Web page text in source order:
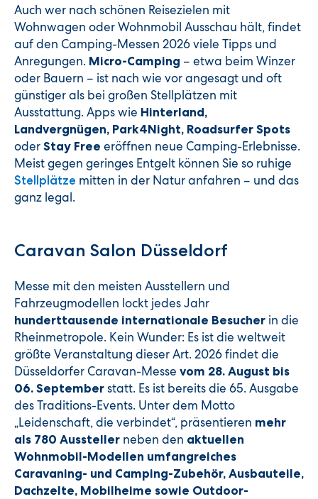
Auch wer nach schönen Reisezielen mit
Wohnwagen oder Wohnmobil Ausschau hält, findet
auf den Camping-Messen 2026 viele Tipps und
Anregungen. Micro-Camping – etwa beim Winzer
oder Bauern – ist nach wie vor angesagt und oft
günstiger als bei großen Stellplätzen mit
Ausstattung. Apps wie Hinterland,
Landvergnügen, Park4Night, Roadsurfer Spots
oder Stay Free eröffnen neue Camping-Erlebnisse.
Meist gegen geringes Entgelt können Sie so ruhige
Stellplätze mitten in der Natur anfahren – und das
ganz legal.
Caravan Salon Düsseldorf
Messe mit den meisten Ausstellern und
Fahrzeugmodellen lockt jedes Jahr
hunderttausende internationale Besucher in die
Rheinmetropole. Kein Wunder: Es ist die weltweit
größte Veranstaltung dieser Art. 2026 findet die
Düsseldorfer Caravan-Messe vom 28. August bis
06. September statt. Es ist bereits die 65. Ausgabe
des Traditions-Events. Unter dem Motto
„Leidenschaft, die verbindet“, präsentieren mehr
als 780 Aussteller neben den aktuellen
Wohnmobil-Modellen umfangreiches
Caravaning- und Camping-Zubehör, Ausbauteile,
Dachzelte, Mobilheime sowie Outdoor-